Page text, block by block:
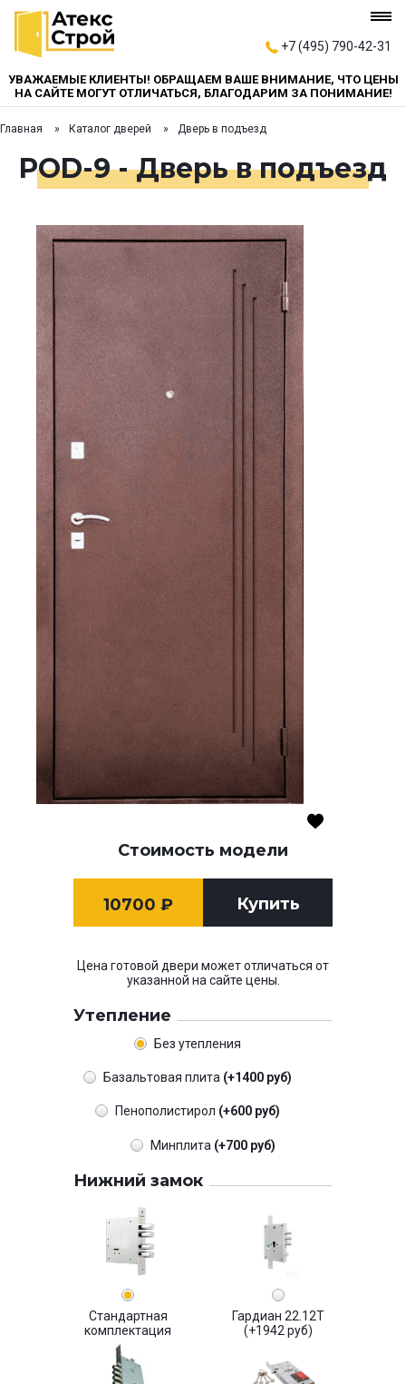
+7 (495) 790-42-31
УВАЖАЕМЫЕ КЛИЕНТЫ! ОБРАЩАЕМ ВАШЕ ВНИМАНИЕ, ЧТО ЦЕНЫ
НА САЙТЕ МОГУТ ОТЛИЧАТЬСЯ, БЛАГОДАРИМ ЗА ПОНИМАНИЕ!
Главная Каталог дверей Дверь в подъезд
POD-9 - Дверь в подъезд
Стоимость модели
10700 ₽ Купить
Цена готовой двери может отличаться от
указанной на сайте цены.
Утепление
Без утепления
Базальтовая плита (+1400 руб)
Пенополистирол (+600 руб)
Минплита (+700 руб)
Нижний замок
Стандартная
комплектация
Гардиан 22.12Т
(+1942 руб)